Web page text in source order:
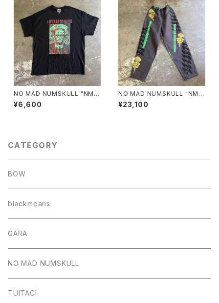
NO MAD NUMSKULL "NMN
×壊し屋 MULTI PRINT S/T"
(BLACK.XL)
¥6,600
NO MAD NUMSKULL "NMN
×壊し屋 ALL OVER PATTER
N LONG PANTS"(L)
¥23,100
CATEGORY
BOW
blackmeans
GARA
NO MAD NUMSKULL
TUITACI